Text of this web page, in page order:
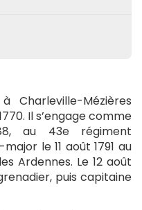
Charleville-Mézières
Il s’engage comme
au 43e régiment
le 11 août 1791 au
Ardennes. Le 12 août
puis capitaine